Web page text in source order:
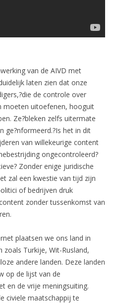
van de AIVD met
laten zien dat onze
de controle over
moeten uitoefenen, hooguit
Ze?bleken zelfs uitermate
ge?nformeerd.?Is het in dit
van willekeurige content
ongecontroleerd?
Zonder enige juridische
zal een kwestie van tijd zijn
of bedrijven druk
zonder tussenkomst van
plaatsen we ons land in
zoals Turkije, Wit-Rusland,
andere landen. Deze landen
op de lijst van de
en de vrije meningsuiting.
civiele maatschappij te